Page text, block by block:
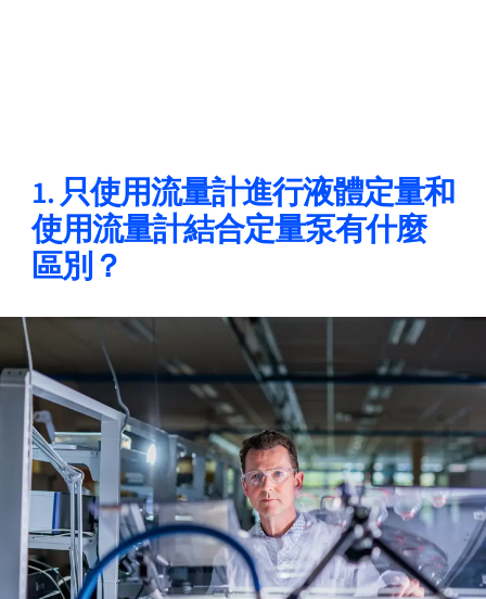
1. 只使用流量計進行液體定量和
使用流量計結合定量泵有什麼
區別？